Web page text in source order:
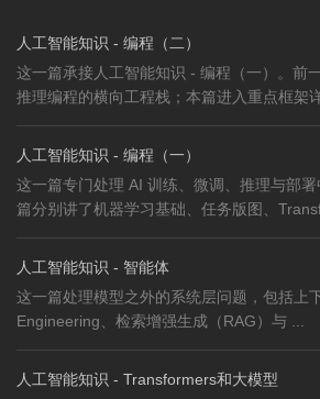
人工智能知识 - 编程（二）
这一篇承接人工智能知识 - 编程（一）。前
推理编程的横向工程栈；本篇进入重点框架
人工智能知识 - 编程（一）
这一篇专门处理 AI 训练、微调、推理与部
篇分别讲了机器学习基础、任务版图、
人工智能知识 - 智能体
这一篇处理模型之外的系统层问题，包括上
Engineering、检索增强生成（RAG）与 ...
人工智能知识 - Transformers和大模型